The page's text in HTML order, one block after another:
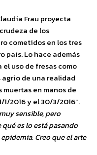
Frau proyecta
de los
cometidos en los tres
país. Lo hace además
uso de fresas como
de una realidad
en manos de
2016 y el 30/3/2016”.
sensible, pero
es lo está pasando
Creo que el arte